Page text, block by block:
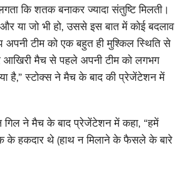
कि शतक बनाकर ज्यादा संतुष्टि मिलती।
या जो भी हो, उससे इस बात में कोई बदलाव
टीम को एक बहुत ही मुश्किल स्थिति से
मैच से पहले अपनी टीम को लगभग
है,” स्टोक्स ने मैच के बाद की प्रेजेंटेशन में
गिल ने मैच के बाद प्रेजेंटेशन में कहा, “हमें
के हकदार थे (हाथ न मिलाने के फैसले के बारे